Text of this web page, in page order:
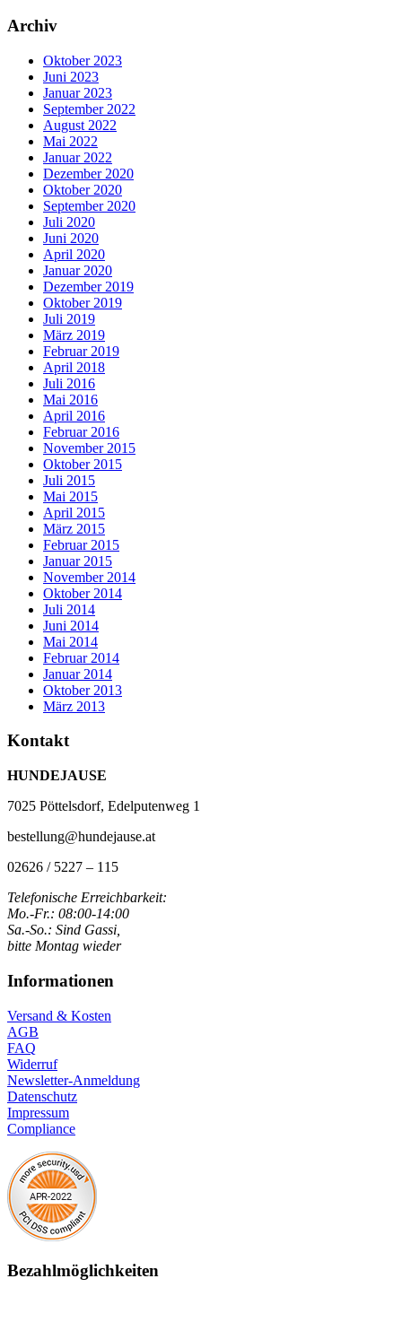
Archiv
Oktober 2023
Juni 2023
Januar 2023
September 2022
August 2022
Mai 2022
Januar 2022
Dezember 2020
Oktober 2020
September 2020
Juli 2020
Juni 2020
April 2020
Januar 2020
Dezember 2019
Oktober 2019
Juli 2019
März 2019
Februar 2019
April 2018
Juli 2016
Mai 2016
April 2016
Februar 2016
November 2015
Oktober 2015
Juli 2015
Mai 2015
April 2015
März 2015
Februar 2015
Januar 2015
November 2014
Oktober 2014
Juli 2014
Juni 2014
Mai 2014
Februar 2014
Januar 2014
Oktober 2013
März 2013
Kontakt
HUNDEJAUSE
7025 Pöttelsdorf, Edelputenweg 1
bestellung@hundejause.at
02626 / 5227 – 115
Telefonische Erreichbarkeit:
Mo.-Fr.: 08:00-14:00
Sa.-So.: Sind Gassi,
bitte Montag wieder
Informationen
Versand & Kosten
AGB
FAQ
Widerruf
Newsletter-Anmeldung
Datenschutz
Impressum
Compliance
Bezahlmöglichkeiten